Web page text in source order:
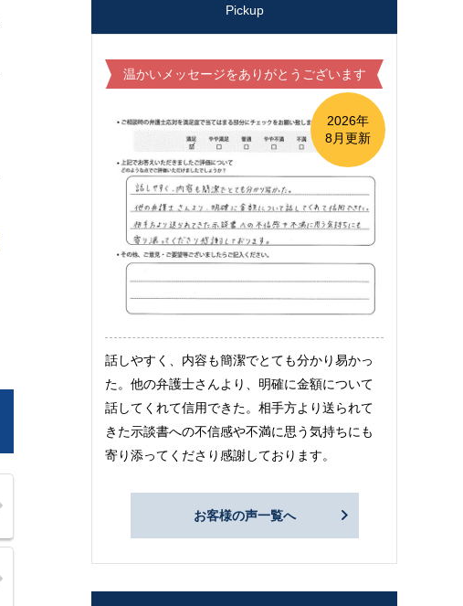
Pickup
温かいメッセージをありがとうございます
2026年
8月更新
話しやすく、内容も簡潔でとても分かり易かっ
た。他の弁護士さんより、明確に金額について
話してくれて信用できた。相手方より送られて
きた示談書への不信感や不満に思う気持ちにも
寄り添ってくださり感謝しております。
お客様の声一覧へ